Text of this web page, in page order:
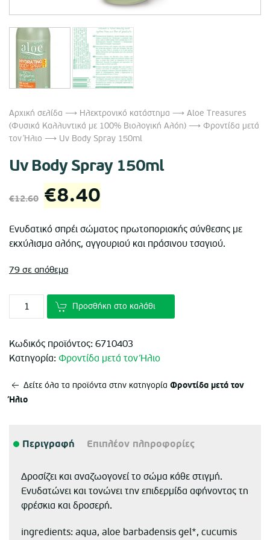
Αρχική σελίδα ⟶ Ηλεκτρονικό κατάστημα ⟶ Aloe Treasures
(Φυσικά Καλλυντικά με 100% Βιολογική Αλόη) ⟶ Φροντίδα μετά
τον Ήλιο ⟶ Uv Body Spray 150ml
Uv Body Spray 150ml
€12.60 Original
price
was:
€12.60.
€8.40
τρέχουσα
τιμή
€8.40.
Ενυδατικό σπρέι σώματος πρωτοποριακής σύνθεσης με
εκχύλισμα αλόης, αγγουριού και πράσινου τσαγιού.
79 σε απόθεμα
Προσθήκη στο καλάθι
Κωδικός προϊόντος: 6710403
Κατηγορία: Φροντίδα μετά τον Ήλιο
Δείτε όλα τα προϊόντα στην κατηγορία Φροντίδα μετά τον
Ήλιο
Περιγραφή Επιπλέον πληροφορίες
Δροσίζει και αναζωογονεί το σώμα κάθε στιγμή.
Ενυδατώνει και τονώνει την επιδερμίδα αφήνοντας τη
φρέσκια και δροσερή.
ingredients: aqua, aloe barbadensis gel*, cucumis